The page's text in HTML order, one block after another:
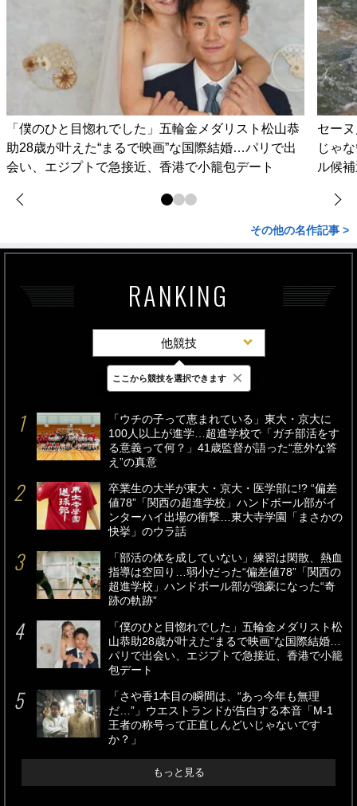
「僕のひと目惚れでした」五輪金メダリスト松山恭
助28歳が叶えた“まるで映画”な国際結婚…パリで出
会い、エジプトで急接近、香港で小籠包デート
セー
じゃ
ル候
その他の名作記事 >
RANKING
他競技
最新 24時間 週間
「ウチの子って恵まれている」東大・京大に
100人以上が進学…超進学校で「ガチ部活をす
る意義って何？」41歳監督が語った“意外な答
え”の真意
卒業生の大半が東大・京大・医学部に!? “偏差
値78”「関西の超進学校」ハンドボール部がイ
ンターハイ出場の衝撃…東大寺学園「まさかの
快挙」のウラ話
「部活の体を成していない」練習は閑散、熱血
指導は空回り…弱小だった“偏差値78”「関西の
超進学校」ハンドボール部が強豪になった“奇
跡の軌跡”
「僕のひと目惚れでした」五輪金メダリスト松
山恭助28歳が叶えた“まるで映画”な国際結婚…
パリで出会い、エジプトで急接近、香港で小籠
包デート
「さや香1本目の瞬間は、“あっ今年も無理
だ…”」ウエストランドが告白する本音「M-1
王者の称号って正直しんどいじゃないです
か？」
もっと見る
ここから競技を選択できます ×